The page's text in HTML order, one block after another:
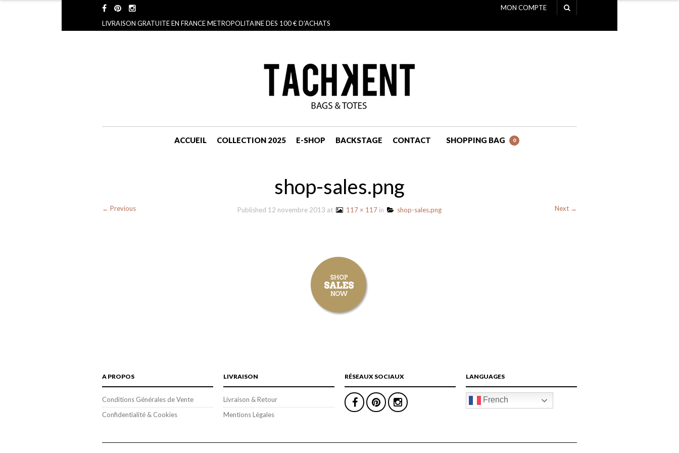
LIVRAISON GRATUITE EN FRANCE METROPOLITAINE DES 100 € D'ACHATS
MON COMPTE
ACCUEIL COLLECTION 2025 E-SHOP BACKSTAGE CONTACT SHOPPING BAG 0
shop-sales.png
Published 12 novembre 2013 at 117 × 117 in shop-sales.png
← Previous Next →
A PROPOS
Conditions Générales de Vente
Confidentialité & Cookies
LIVRAISON
Livraison & Retour
Mentions Légales
RÉSEAUX SOCIAUX LANGUAGES
French
NAVIGATION